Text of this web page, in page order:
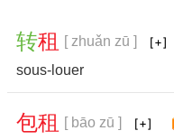
转租
[ zhuǎn zū ]
sous-louer
包租
[ bāo zū ]